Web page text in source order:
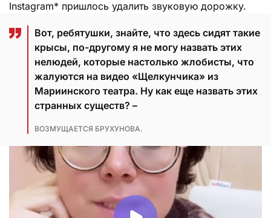
Instagram* пришлось удалить звуковую дорожку.
Вот, ребятушки, знайте, что здесь сидят такие
крысы, по-другому я не могу назвать этих
нелюдей, которые настолько жлобисты, что
жалуются на видео «Щелкунчика» из
Мариинского театра. Ну как еще назвать этих
странных существ? –
ВОЗМУЩАЕТСЯ БРУХУНОВА.